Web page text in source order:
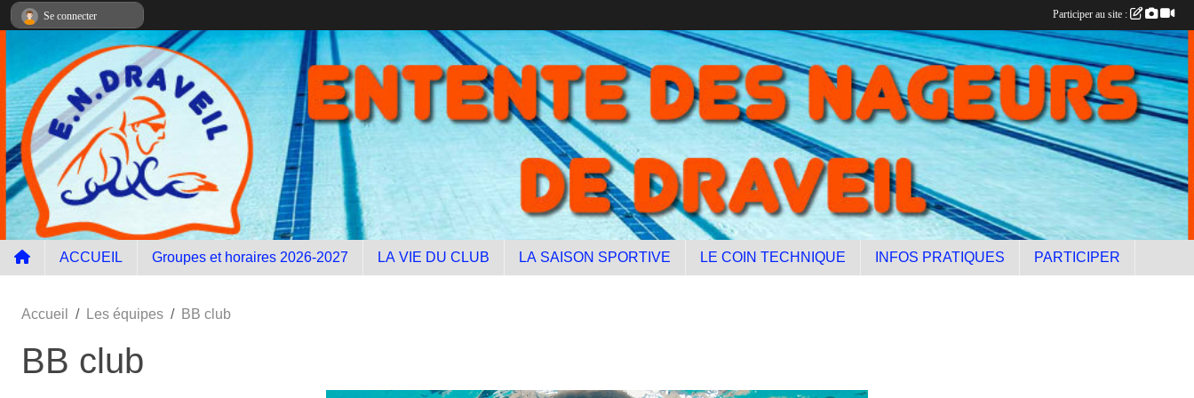
ACCUEIL Groupes et horaires 2026-2027 LA VIE DU CLUB LA SAISON SPORTIVE LE COIN TECHNIQUE INFOS PRATIQUES PARTICIPER
Accueil Les équipes BB club
BB club
Se connecter Participer au site :
Panneau de gestion des cookies